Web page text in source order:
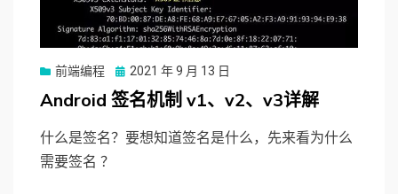
前端编程
Posted
on
2021 年 9 月 13 日
Android 签名机制 v1、v2、v3详解
什么是签名？要想知道签名是什么，先来看为什么
需要签名 ？